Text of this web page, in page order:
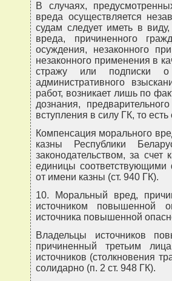
В случаях,
вреда осуществляется
судам следует иметь в
вреда, причиненного
осуждения, незаконного
незаконного применения в
стражу или подписки о
административного
работ, возникает лишь по
дознания,
вступления в силу ГК, то
Компенсация морального
казны Республики
законодательством, за счет
единицы
от имени казны (ст. 940 ГК).
10. Моральный вред,
источником повышенной
источника повышенной
Владельцы источников
причиненный третьим
источников (столкновения
солидарно (п. 2 ст. 948 ГК).